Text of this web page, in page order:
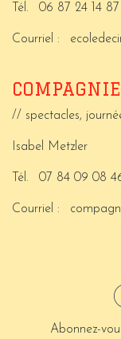
Tél. 06 87 24 14 87
Courriel :
COMPAGNIE
// spectacles,
Isabel Metzler
Tél. 07 84 09 08
Courriel :
Abonnez-